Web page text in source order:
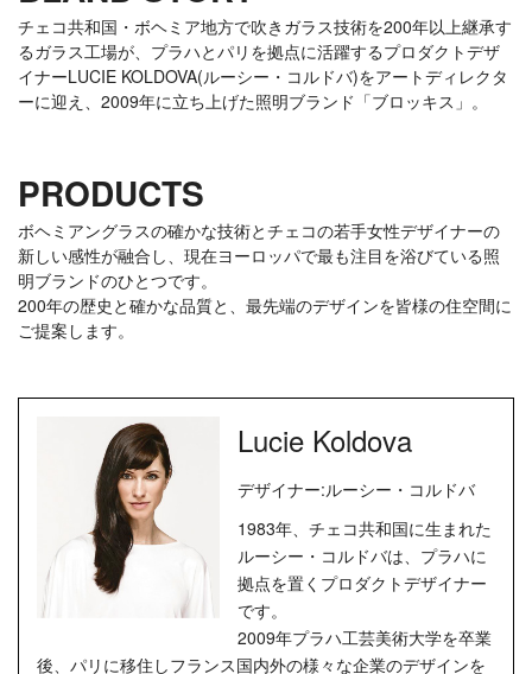
チェコ共和国・ボヘミア地方で吹きガラス技術を200年以上継承す
るガラス工場が、プラハとパリを拠点に活躍するプロダクトデザ
イナーLUCIE KOLDOVA(ルーシー・コルドバ)をアートディレクタ
ーに迎え、2009年に立ち上げた照明ブランド「ブロッキス」。
PRODUCTS
ボヘミアングラスの確かな技術とチェコの若手女性デザイナーの
新しい感性が融合し、現在ヨーロッパで最も注目を浴びている照
明ブランドのひとつです。
200年の歴史と確かな品質と、最先端のデザインを皆様の住空間に
ご提案します。
Lucie Koldova
デザイナー:ルーシー・コルドバ
1983年、チェコ共和国に生まれた
ルーシー・コルドバは、プラハに
拠点を置くプロダクトデザイナー
です。
2009年プラハ工芸美術大学を卒業
後、パリに移住しフランス国内外の様々な企業のデザインを